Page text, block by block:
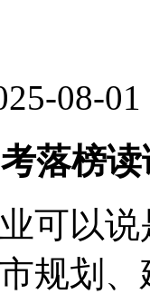
08-01
落榜
可以
规划